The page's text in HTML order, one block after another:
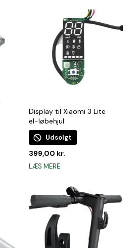
har
flere
varianter.
Display til Xiaomi 3 Lite
el-løbehjul
Udsolgt
399,00 kr.
LÆS MERE